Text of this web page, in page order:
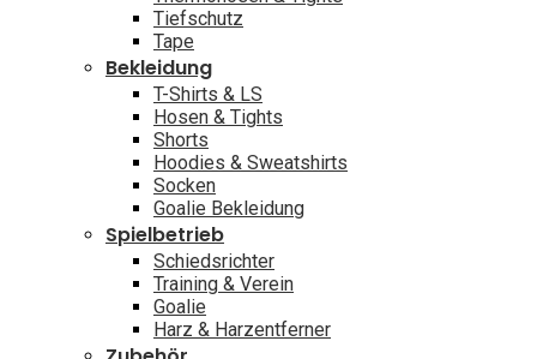
Tiefschutz
Tape
Bekleidung
T-Shirts & LS
Hosen & Tights
Shorts
Hoodies & Sweatshirts
Socken
Goalie Bekleidung
Spielbetrieb
Schiedsrichter
Training & Verein
Goalie
Harz & Harzentferner